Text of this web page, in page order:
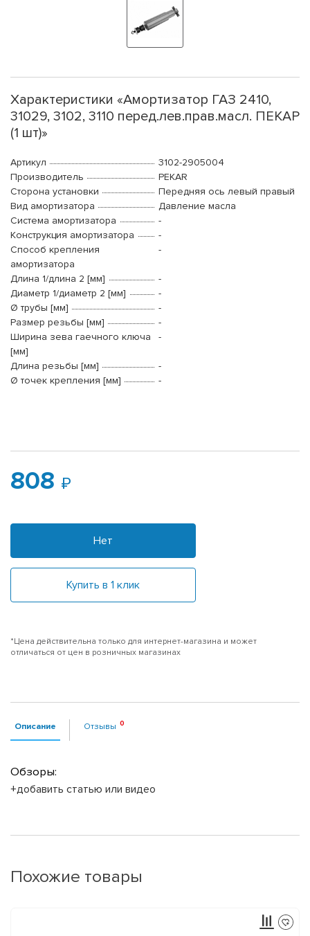
Характеристики «Амортизатор ГАЗ 2410,
31029, 3102, 3110 перед.лев.прав.масл. ПЕКАР
(1 шт)»
Артикул
3102-2905004
Производитель
PEKAR
Сторона установки
Передняя ось левый правый
Вид амортизатора
Давление масла
Система амортизатора
-
Конструкция амортизатора
-
Способ крепления
амортизатора
-
Длина 1/длина 2 [мм]
-
Диаметр 1/диаметр 2 [мм]
-
Ø трубы [мм]
-
Размер резьбы [мм]
-
Ширина зева гаечного ключа
[мм]
-
Длина резьбы [мм]
-
Ø точек крепления [мм]
-
808
Нет
Купить в 1 клик
*Цена действительна только для интернет-магазина и может
отличаться от цен в розничных магазинах
Описание Отзывы
Обзоры:
+добавить статью или видео
Похожие товары